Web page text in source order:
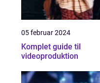
05 februar 2024
Komplet guide til
videoproduktion